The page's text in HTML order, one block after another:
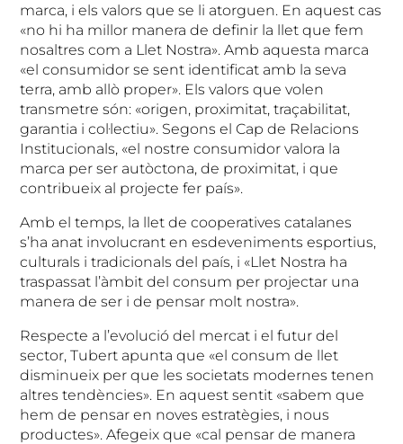
marca, i els valors que se li atorguen. En aquest cas
«no hi ha millor manera de definir la llet que fem
nosaltres com a Llet Nostra». Amb aquesta marca
«el consumidor se sent identificat amb la seva
terra, amb allò proper». Els valors que volen
transmetre són: «origen, proximitat, traçabilitat,
garantia i col·lectiu». Segons el Cap de Relacions
Institucionals, «el nostre consumidor valora la
marca per ser autòctona, de proximitat, i que
contribueix al projecte fer país».
Amb el temps, la llet de cooperatives catalanes
s’ha anat involucrant en esdeveniments esportius,
culturals i tradicionals del país, i «Llet Nostra ha
traspassat l’àmbit del consum per projectar una
manera de ser i de pensar molt nostra».
Respecte a l’evolució del mercat i el futur del
sector, Tubert apunta que «el consum de llet
disminueix per que les societats modernes tenen
altres tendències». En aquest sentit «sabem que
hem de pensar en noves estratègies, i nous
productes». Afegeix que «cal pensar de manera